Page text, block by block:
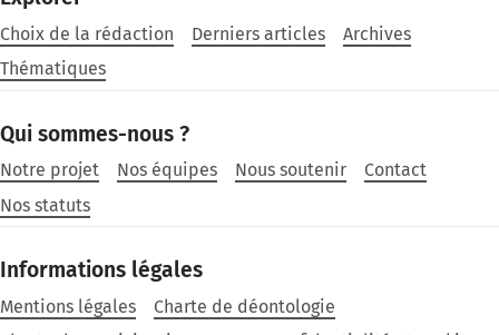
Choix de la rédaction Derniers articles
Archives
Thématiques
Qui sommes-nous ?
Notre projet Nos équipes Nous soutenir
Contact
Nos statuts
Informations légales
Mentions légales
Charte de déontologie